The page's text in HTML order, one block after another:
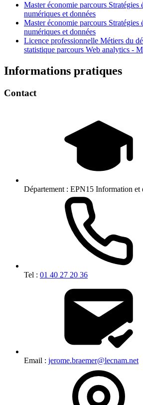
Master économie parcours Stratégies
numériques et données
Master économie parcours Stratégies
numériques et données
Licence professionnelle Métiers du
statistique parcours Web analytics -
Informations pratiques
Contact
Département : EPN15 Information et
Tel : 01 40 27 20 36
Email : jerome.braemer@lecnam.net